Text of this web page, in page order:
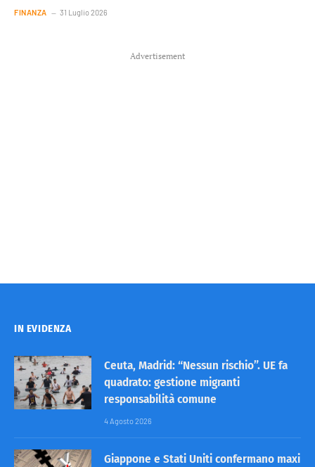
FINANZA 31 Luglio 2026
Advertisement
IN EVIDENZA
Ceuta, Madrid: “Nessun rischio”. UE fa
quadrato: gestione migranti
responsabilità comune
4 Agosto 2026
Giappone e Stati Uniti confermano maxi